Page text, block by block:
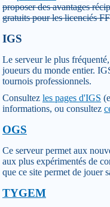
proposer des avantages
gratuits pour les licenciés
IGS
Le serveur le plus
joueurs du monde entier.
tournois professionnels.
Consultez les pages d'IGS
informations, ou consultez
OGS
Ce serveur permet aux
aux plus expérimentés de
que ce site permet de jouer
TYGEM